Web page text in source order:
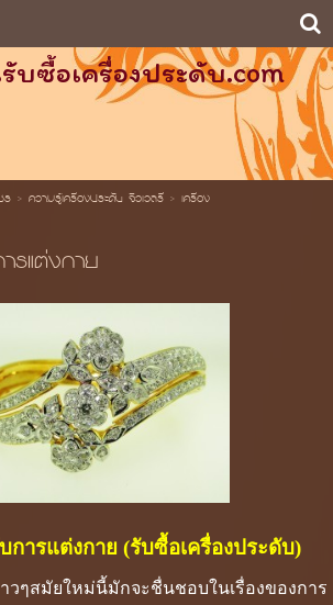
บซื้อเครื่องประดับ.com
ร> ความรู้เครื่องประดับ จิวเวลรี่> เครื่อง
รแต่งกาย
การแต่งกาย (รับซื้อเครื่องประดับ)
ใหม่นี้มักจะชื่นชอบในเรื่องของการ